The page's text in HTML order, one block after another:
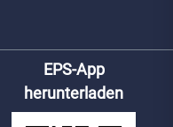
EPS-App
herunterladen